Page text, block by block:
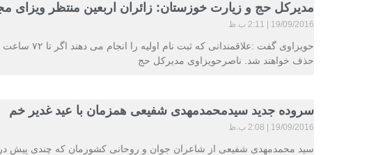
مدیرکل حج و زیارت خوزستان: زائران اربعین منتظر ویزای
19/09/2016 2:11 ب.ظ
حذف خواهند شد. ناصرحویزاوی مدیرکل حج
سروده جدید سیدمحمدمهدی شفیعی همزمان با عید غدیر خم
19/09/2016 2:08 ب.ظ